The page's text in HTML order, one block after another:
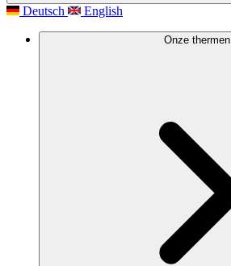
Deutsch English
Onze thermen